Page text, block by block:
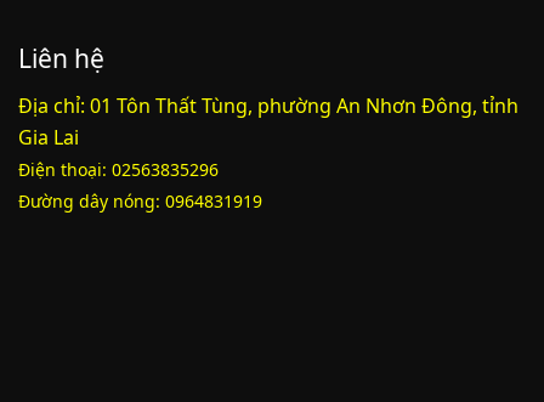
PL3-2164/UBND
Phụ lục 3 - Kèm theo quyết định số 2164
Lượt xem:2010 | lượt tải:1159
52/2019/QH14
Liên hệ
Địa chỉ: 01 Tôn Thất Tùng, phường An Nhơn Đông, tỉnh
Gia Lai
Điện thoại: 02563835296
Đường dây nóng: 0964831919